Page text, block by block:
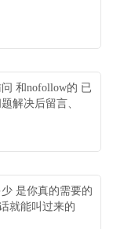
和nofollow的 已
解决后留言、
是你真的需要的
就能叫过来的